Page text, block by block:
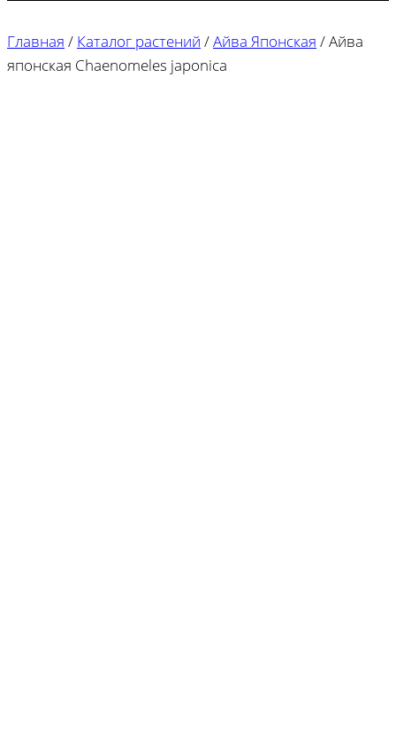
Главная / Каталог растений /Айва Японская /Айва
японская Chaenomeles japonica